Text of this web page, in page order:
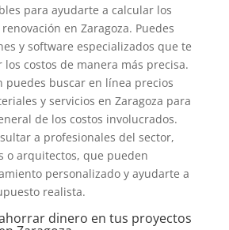
para ayudarte a calcular los
en Zaragoza. Puedes
y software especializados que te
costos de manera más precisa.
puedes buscar en línea precios
y servicios en Zaragoza para
de los costos involucrados.
a profesionales del sector,
o arquitectos, que pueden
personalizado y ayudarte a
realista.
dinero en tus proyectos